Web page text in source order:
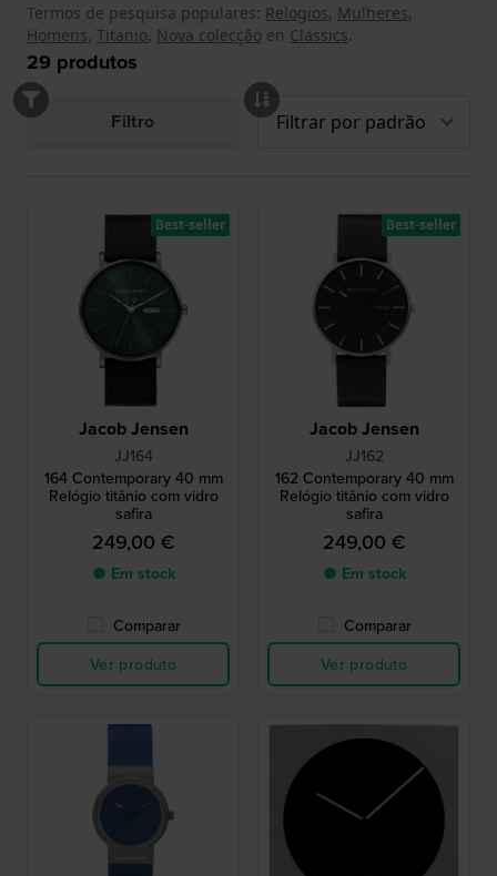
Termos de pesquisa populares: Relogios, Mulheres,
Homens, Titanio, Nova colecção en Classics.
29 produtos
Filtro
Jacob Jensen
JJ164
164 Contemporary 40 mm
Relógio titânio com vidro
safira
249,00 €
● Em stock
Comparar
Ver produto
Best-seller
Jacob Jensen
JJ162
162 Contemporary 40 mm
Relógio titânio com vidro
safira
249,00 €
● Em stock
Comparar
Ver produto
Best-seller